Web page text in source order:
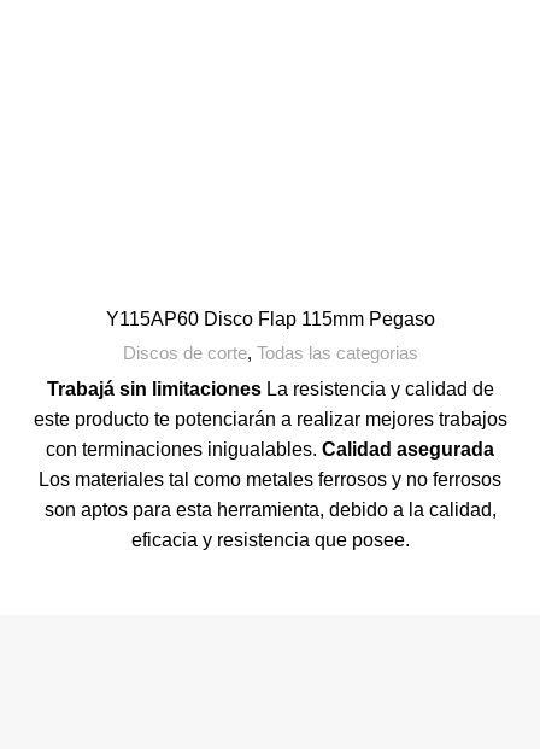
Y115AP60 Disco Flap 115mm Pegaso
Discos de corte, Todas las categorias
Trabajá sin limitacionesLa resistencia y calidad de
este producto te potenciarán a realizar mejores trabajos
con terminaciones inigualables. Calidad asegurada
Los materiales tal como metales ferrosos y no ferrosos
son aptos para esta herramienta, debido a la calidad,
eficacia y resistencia que posee.